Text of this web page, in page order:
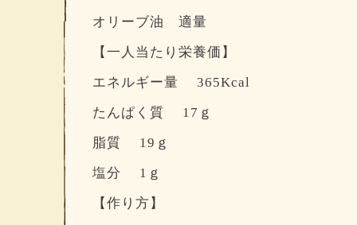
オリーブ油 適量
【一人当たり栄養価】
エネルギー量 365Kcal
たんぱく質 17ｇ
脂質 19ｇ
塩分 1ｇ
【作り方】